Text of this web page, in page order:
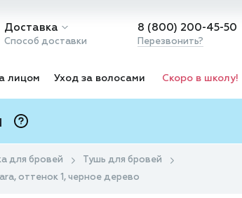
Доставка
Способ доставки
8 (800) 200-45-50
Перезвонить?
лицом Уход за волосами Скоро в школу!
для бровей
Тушь для бровей
оттенок 1, черное дерево